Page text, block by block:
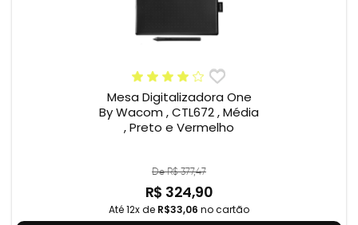
Mesa Digitalizadora One
By Wacom , CTL672 , Média
, Preto e Vermelho
De R$ 377,47
R$ 324,90
Até 12x de R$33,06 no cartão